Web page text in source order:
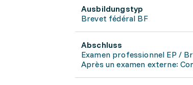
Ausbildungstyp
Brevet fédéral BF
Abschluss
Examen professionnel EP /
Après un examen externe: